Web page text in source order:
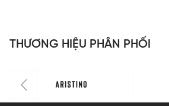
0
0
0
THƯƠNG HIỆU PHÂN PHỐI